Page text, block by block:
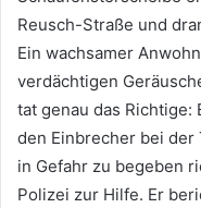
Reusch-Straße und
Ein wachsamer
verdächtigen
tat genau das Richtige:
den Einbrecher bei der
in Gefahr zu begeben
Polizei zur Hilfe. Er